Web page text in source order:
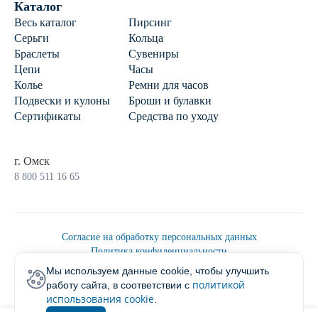
Каталог
Весь каталог
Пирсинг
Серьги
Кольца
Браслеты
Сувениры
Цепи
Часы
Колье
Ремни для часов
Подвески и кулоны
Броши и булавки
Сертификаты
Средства по уходу
г. Омск
8 800 511 16 65
Согласие на обработку персональных данных
Политика конфиденциальности
Политика обработки персональных данных
Пользовательским соглашением
2026 © Ювелирторг
Мы используем данные cookie, чтобы улучшить
работу сайта, в соответствии с политикой
использования cookie